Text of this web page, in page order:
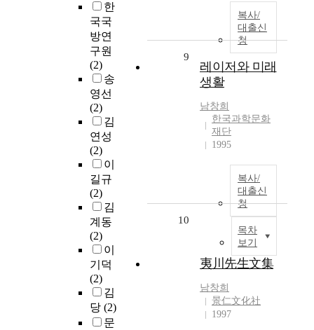
한
국국
방연
구원
(2)
송
영선
(2)
김
연성
(2)
이
길규
(2)
김
계동
(2)
이
기덕
(2)
김
당 (2)
문
복사/
대출신
청
9
레이저와 미래
생활
남창희
한국과학문화
재단
1995
복사/
대출신
청
목차
보기
10
夷川先生文集
남창희
景仁文化社
1997